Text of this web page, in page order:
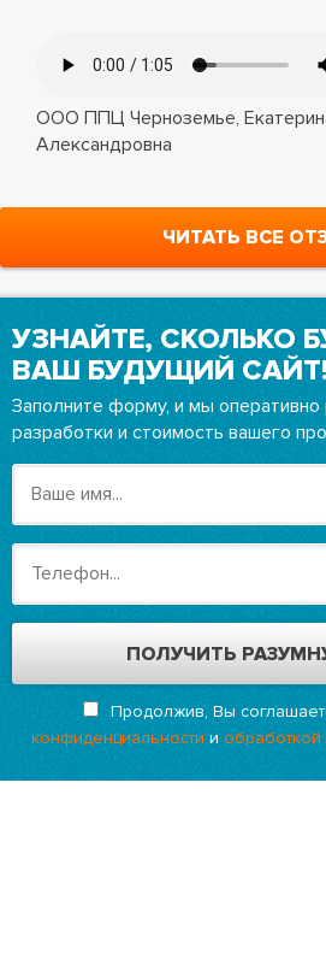
ООО ППЦ Черноземье,
Александровна
ЧИТАТЬ ВСЕ
УЗНАЙТЕ, СКОЛЬКО
ВАШ БУДУЩИЙ САЙТ!
Заполните форму, и мы оперативно
разработки и стоимость вашего
Продолжив, Вы
конфиденциальности и